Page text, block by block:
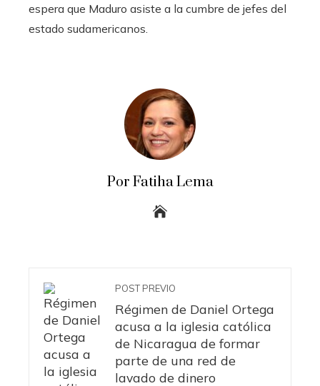
espera que Maduro asiste a la cumbre de jefes del
estado sudamericanos.
Por Fatiha Lema
POST PREVIO
Régimen de Daniel Ortega
acusa a la iglesia católica
de Nicaragua de formar
parte de una red de
lavado de dinero